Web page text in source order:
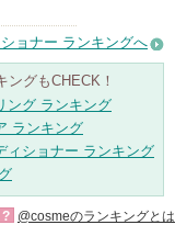
ョナー ランキングへ
ングもCHECK！
ング ランキング
ランキング
ィショナー ランキング
? @cosmeのランキングとは